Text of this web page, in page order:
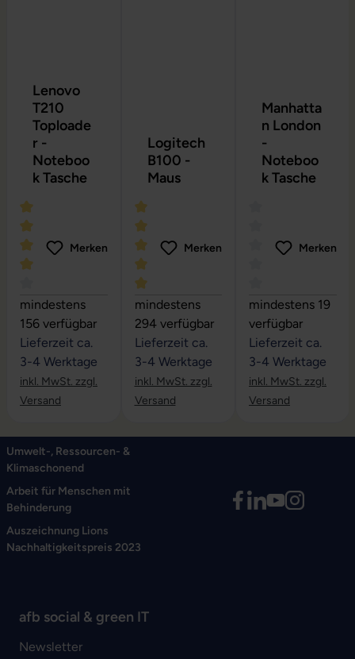
Lenovo
T210
Toploade
r -
Noteboo
k Tasche
Durchschnittliche Bewertung von 4 von 5 Sternen
Merken
mindestens
156 verfügbar
Lieferzeit ca.
3-4 Werktage
inkl. MwSt. zzgl.
Versand
Logitech
B100 -
Maus
Durchschnittliche Bewertung von 5
Merken
mindestens
294 verfügbar
Lieferzeit ca.
3-4 Werktage
inkl. MwSt. zzgl.
Versand
Manhatta
n London
-
Noteboo
k Tasche
Durchschnittliche
Merken
mindestens 19
verfügbar
Lieferzeit ca.
3-4 Werktage
inkl. MwSt. zzgl.
Versand
Umwelt-, Ressourcen- &
Klimaschonend
Arbeit für Menschen mit
Behinderung
Auszeichnung Lions
Nachhaltigkeitspreis 2023
afb social & green IT
Newsletter